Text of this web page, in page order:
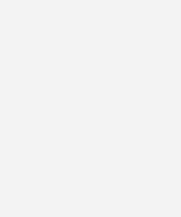
lassen sich Infektionen oftmals
behandeln.
der indirekten
fieberhaft nach neuen
Infektionen. Ein
Kupferwerkstoffen: